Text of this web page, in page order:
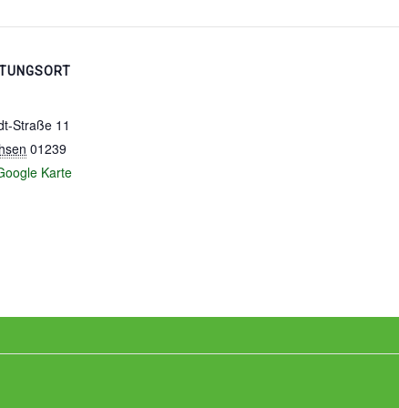
Straße 11
01239
Karte